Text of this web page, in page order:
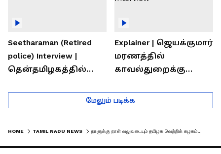
Seetharaman (Retired
police) Interview |
தென்தமிழகத்தில்
தொடர்கதை ஆவது
ஏன்?
Explainer | ஜெயக்குமார்
மரணத்தில்
காவல்துறைக்கு
Rajaram (Rtd ACP)
Interview
மேலும் படிக்க
HOME TAMIL NADU NEWS